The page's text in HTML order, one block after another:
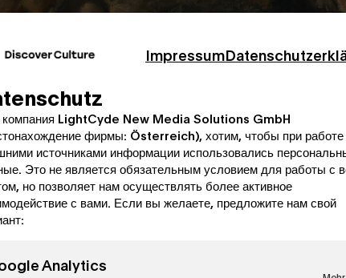
Impressum
LightCyde New Media Solutions GmbH
фирмы: Österreich), хотим, чтобы при работе
источниками информации использовались
Это не является обязательным условием для работы с
но позволяет нам осуществлять более активное
с вами. Если вы желаете, предложите нам свой
Analytics